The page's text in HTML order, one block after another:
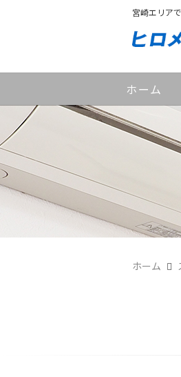
宮崎エリア
ホーム
ホーム